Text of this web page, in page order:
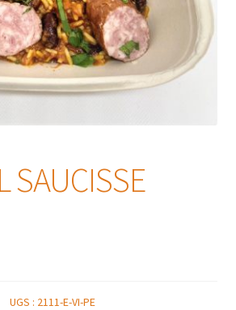
SAUCISSE
UGS : 2111-E-VI-PE